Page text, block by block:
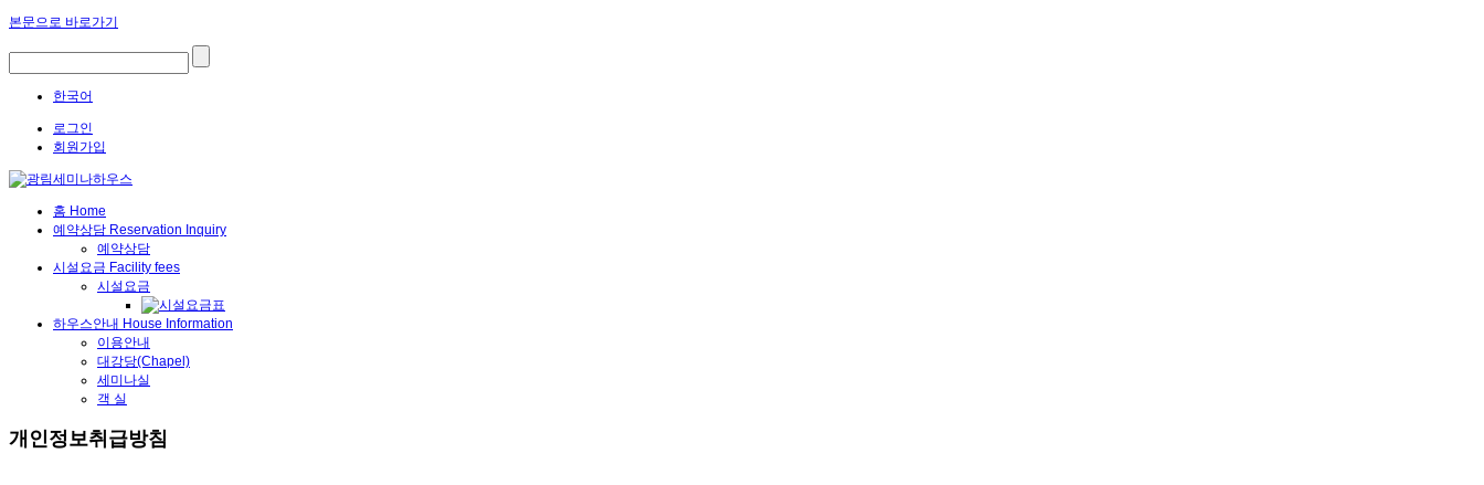
본문으로 바로가기
한국어
로그인
회원가입
홈 Home
예약상담 Reservation Inquiry
예약상담
시설요금 Facility fees
시설요금
하우스안내 House Information
이용안내
대강당(Chapel)
세미나실
객 실
개인정보취급방침